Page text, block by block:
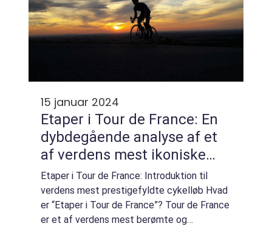
15 januar 2024
Etaper i Tour de France: En
dybdegående analyse af et
af verdens mest ikoniske
cykelløb
Etaper i Tour de France: Introduktion til
verdens mest prestigefyldte cykelløb Hvad
er “Etaper i Tour de France”? Tour de France
er et af verdens mest berømte og